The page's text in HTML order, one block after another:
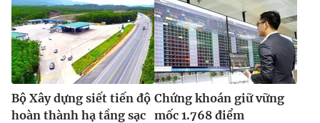
Bộ Xây dựng siết tiến độ
hoàn thành hạ tầng sạc
Chứng khoán giữ vững
mốc 1.768 điểm